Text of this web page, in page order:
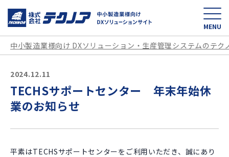
中小製造業様向け
MENU
中小製造業様向け DXソリューション・生産管理システムのテク
2024.12.11
TECHSサポートセンター 年末年始休
業のお知らせ
平素はTECHSサポートセンターをご利用いただき、誠にあり